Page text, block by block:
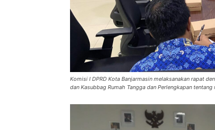
Komisi I DPRD Kota Banjarmasin melaksanakan rapat
dan Kasubbag Rumah Tangga dan Perlengkapan